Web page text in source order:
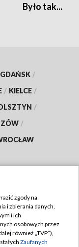
Było tak...
GDAŃSK /
/ KIELCE /
/
/
zgody na
i zbierania danych,
i ich
osobowych przez
również „TVP”),
Zaufanych